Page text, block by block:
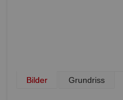
Bilder Grundriss